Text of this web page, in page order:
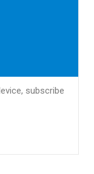
subscribe